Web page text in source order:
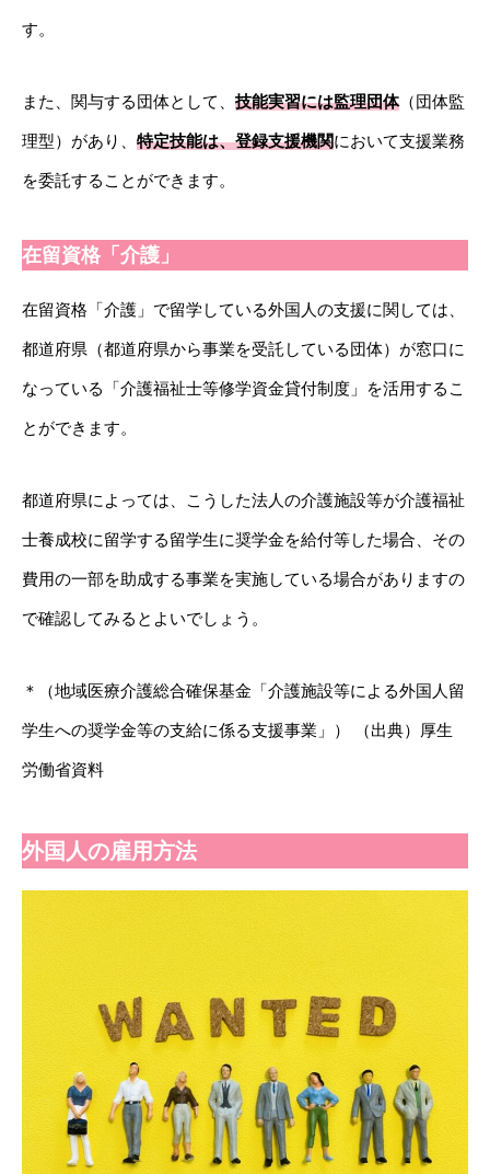
す。
また、関与する団体として、 技能実習には監理団体（団体監
理型）があり、 特定技能は、登録支援機関において支援業務
を委託することができます。
在留資格「介護」
在留資格「介護」で留学している外国人の支援に関しては、
都道府県（都道府県から事業を受託している団体）が窓口に
なっている「介護福祉士等修学資金貸付制度」を活用するこ
とができます。
都道府県によっては、こうした法人の介護施設等が介護福祉
士養成校に留学する留学生に奨学金を給付等した場合、その
費用の一部を助成する事業を実施している場合がありますの
で確認してみるとよいでしょう。
＊（地域医療介護総合確保基金「介護施設等による外国人留
学生への奨学金等の支給に係る支援事業」） （出典）厚生
労働省資料
外国人の雇用方法